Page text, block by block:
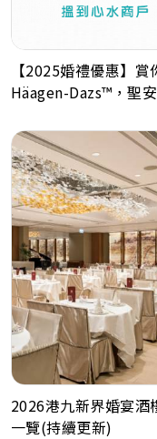
【2025婚禮優惠】
Häagen-Dazs™，聖
2026港九新界婚宴
一覽(持續更新)